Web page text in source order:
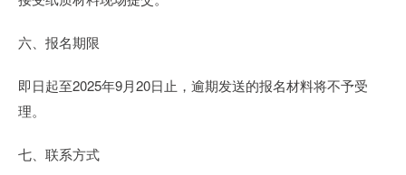
六、报名期限
即日起至2025年9月20日止，逾期发送的报名材料将不予受
理。
七、联系方式